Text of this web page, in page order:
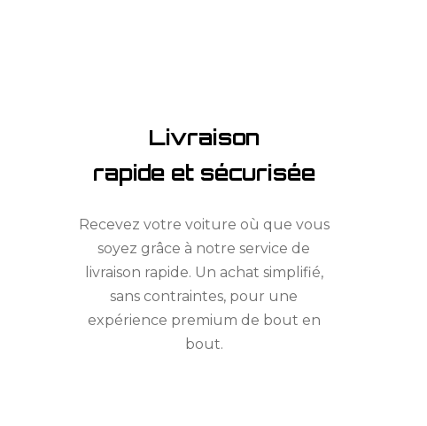
Livraison
rapide et sécurisée
Recevez votre voiture où que vous
soyez grâce à notre service de
livraison rapide. Un achat simplifié,
sans contraintes, pour une
expérience premium de bout en
bout.